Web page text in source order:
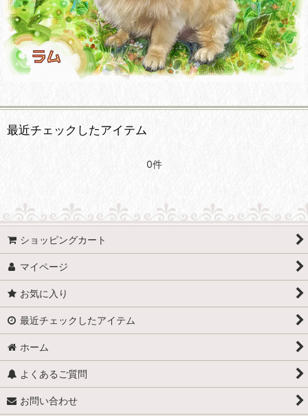
最近チェックしたアイテム
0件
ショッピングカート
マイページ
お気に入り
最近チェックしたアイテム
ホーム
よくあるご質問
お問い合わせ